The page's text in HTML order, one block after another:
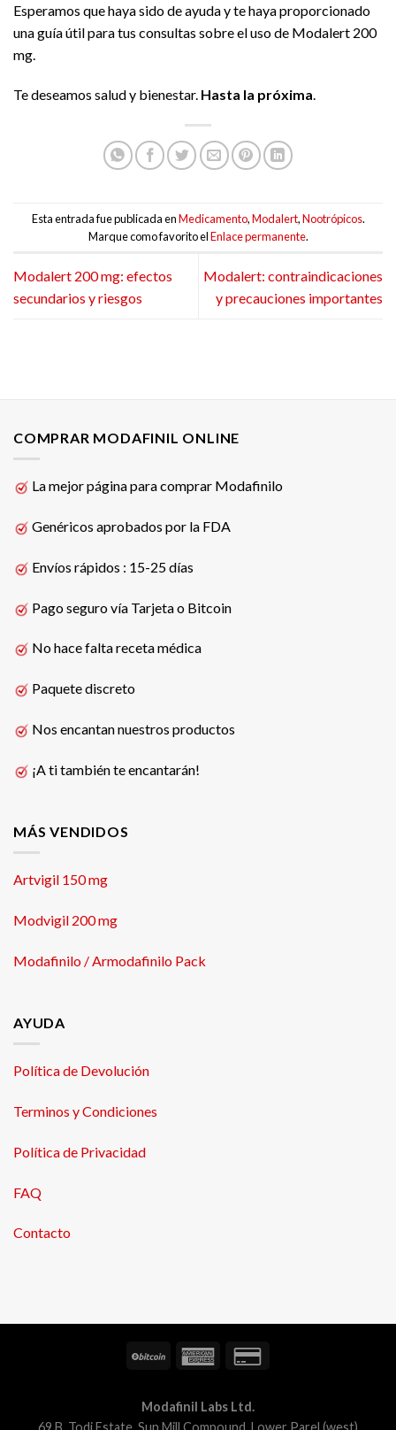
Esperamos que haya sido de ayuda y te haya proporcionado
una guía útil para tus consultas sobre el uso de Modalert 200
mg.
Te deseamos salud y bienestar. Hasta la próxima.
Esta entrada fue publicada enMedicamento,Modalert,Nootrópicos.
Marque como favorito elEnlace permanente.
Modalert 200 mg: efectos
secundarios y riesgos
Modalert: contraindicaciones
y precauciones importantes
COMPRAR MODAFINIL ONLINE
La mejor página para comprar Modafinilo
Genéricos aprobados por la FDA
Envíos rápidos : 15-25 días
Pago seguro vía Tarjeta o Bitcoin
No hace falta receta médica
Paquete discreto
Nos encantan nuestros productos
¡A ti también te encantarán!
MÁS VENDIDOS
Artvigil 150 mg
Modvigil 200 mg
Modafinilo / Armodafinilo Pack
AYUDA
Política de Devolución
Terminos y Condiciones
Política de Privacidad
FAQ
Contacto
Modafinil Labs Ltd.